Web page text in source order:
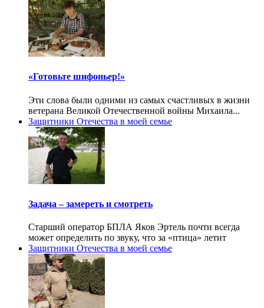
«Готовьте шифоньер!»
Эти слова были одними из самых счастливых в жизни
ветерана Великой Отечественной войны Михаила...
Защитники Отечества в моей семье
Задача – замереть и смотреть
Старший оператор БПЛА Яков Эртель почти всегда
может определить по звуку, что за «птица» летит
Защитники Отечества в моей семье